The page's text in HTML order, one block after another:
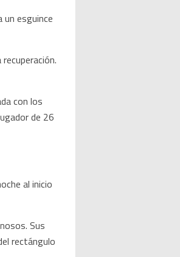
esguince
con los
de 26
al inicio
Sus
rectángulo